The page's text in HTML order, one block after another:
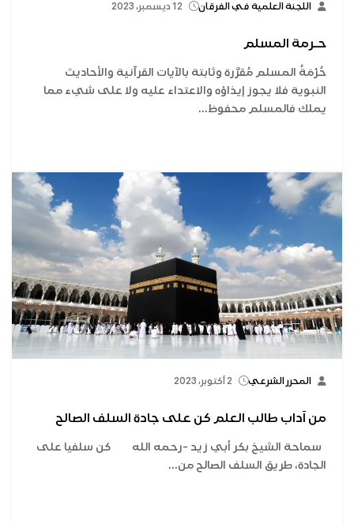
اللجنة العلمية في الفرقان 12 ديسمبر، 2023
حـرمة المسلم
حُرْمَةُ المسلم مُقرَّرة وثابتة بالآيات القرآنية والأحاديث
النبوية فلا يجوز إيذاؤه والاعتداء عليه ولا على شيء مما
يملك فالمسلم محفوظ...
المحرر الشرعي 2 أكتوبر، 2023
من آداب طالب العلم كن على جادة السلف الصالح
سماحة الشيخ بكر أبي زيد -رحمه الله كن سلفيا على
الجادة، طريق السلف الصالح من...